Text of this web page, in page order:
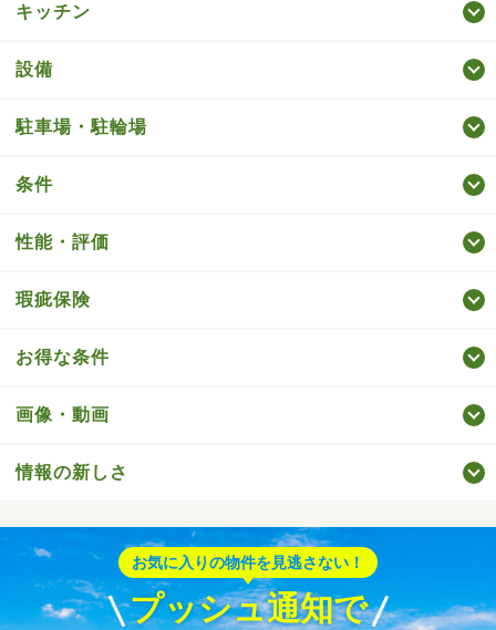
キッチン
設備
駐車場・駐輪場
条件
性能・評価
瑕疵保険
お得な条件
画像・動画
情報の新しさ
お気に入りの物件を見逃さない！
プッシュ通知で